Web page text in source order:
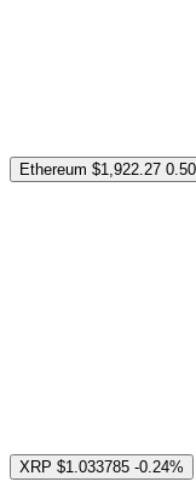
Ethereum $1,922.27
XRP $1.033785 -0.24%